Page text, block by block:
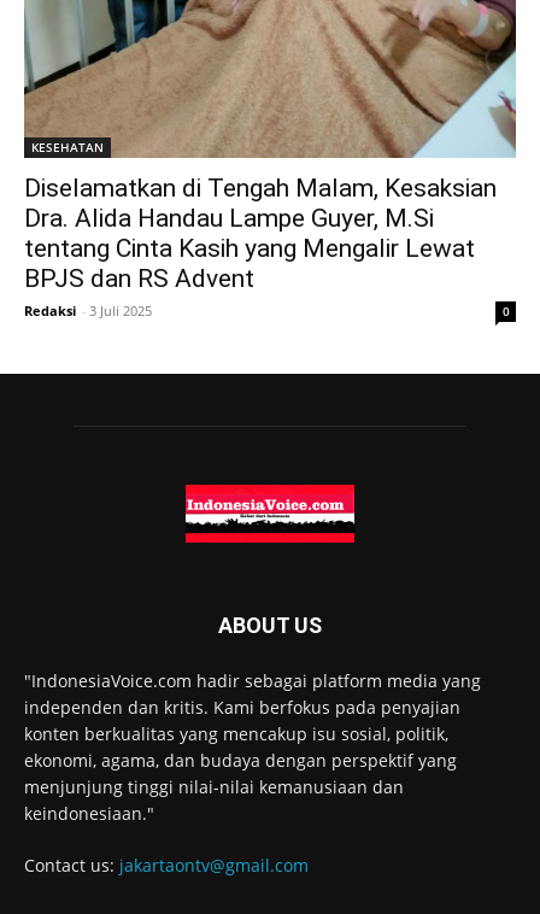
KESEHATAN
Diselamatkan di Tengah Malam, Kesaksian
Dra. Alida Handau Lampe Guyer, M.Si
tentang Cinta Kasih yang Mengalir Lewat
BPJS dan RS Advent
Redaksi - 3 Juli 2025 0
ABOUT US
"IndonesiaVoice.com hadir sebagai platform media yang
independen dan kritis. Kami berfokus pada penyajian
konten berkualitas yang mencakup isu sosial, politik,
ekonomi, agama, dan budaya dengan perspektif yang
menjunjung tinggi nilai-nilai kemanusiaan dan
keindonesiaan."
Contact us: jakartaontv@gmail.com